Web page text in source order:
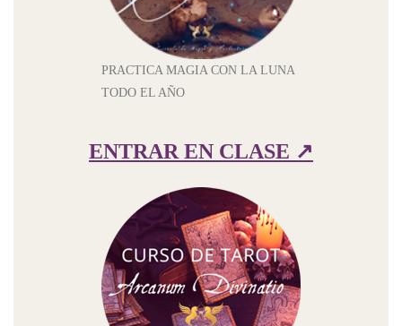
PRACTICA MAGIA CON LA LUNA
TODO EL AÑO
ENTRAR EN CLASE ↗